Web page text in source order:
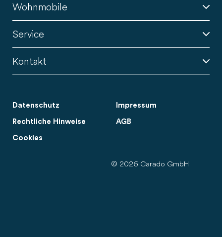
Wohnmobile
Service
Kontakt
Datenschutz Impressum
Rechtliche Hinweise AGB
Cookies
© 2026 Carado GmbH